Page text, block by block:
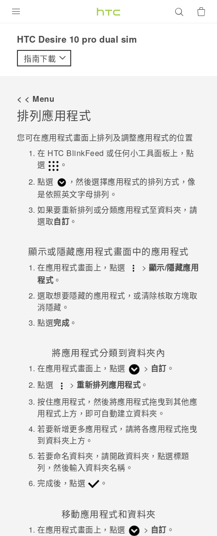
VIVE
配件
優惠專區
校園專案
企業採購
銷售通路
VIVELAND
HTC Desire 10 pro dual sim‎
指南下載
< < Menu
排列應用程式
您可在應用程式畫面上排列及調整應用程式的位置
在 HTC BlinkFeed 或任何小工具面板上，點
選
。
點選
，然後選擇應用程式的排列方式，像
是依照英文字母排列。
如果要重新排列或分類應用程式至資料夾，請
選取自訂 。
顯示或隱藏應用程式畫面中的應用程式
在應用程式畫面上，點選 > 顯示/隱藏應用
程式 。
選取想要隱藏的應用程式，或清除核取方塊取
消隱藏。
點選完成 。
將應用程式分類到資料夾內
在應用程式畫面上，點選 > 自訂 。
點選
> 重新排列應用程式 。
按住應用程式，然後將應用程式拖曳到其他應
用程式上方，即可自動建立資料夾。
若要新增更多應用程式，請將各應用程式拖曳
到資料夾上方。
若要命名資料夾，請開啟資料夾，點選標題
列，然後輸入資料夾名稱。
完成後，點選
。
移動應用程式和資料夾
在應用程式畫面上，點選 > 自訂 。